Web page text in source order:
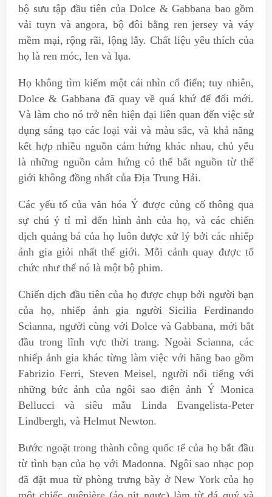
bộ sưu tập đầu tiên của Dolce & Gabbana bao gồm
vải tuyn và angora, bộ đôi bằng ren jersey và váy
mềm mại, rộng rãi, lộng lẫy. Chất liệu yêu thích của
họ là ren móc, len và lụa.
Họ không tìm kiếm một cái nhìn cổ điển; tuy nhiên,
Dolce & Gabbana đã quay về quá khứ để đổi mới.
Và làm cho nó trở nên hiện đại liên quan đến việc sử
dụng sáng tạo các loại vải và màu sắc, và khả năng
kết hợp nhiều nguồn cảm hứng khác nhau, chủ yếu
là những nguồn cảm hứng có thể bắt nguồn từ thế
giới không đồng nhất của Địa Trung Hải.
Các yếu tố của văn hóa Ý được củng cố thông qua
sự chú ý tỉ mỉ đến hình ảnh của họ, và các chiến
dịch quảng bá của họ luôn được xử lý bởi các nhiếp
ảnh gia giỏi nhất thế giới. Mỗi cảnh quay được tổ
chức như thể nó là một bộ phim.
Chiến dịch đầu tiên của họ được chụp bởi người bạn
của họ, nhiếp ảnh gia người Sicilia Ferdinando
Scianna, người cùng với Dolce và Gabbana, mới bắt
đầu trong lĩnh vực thời trang. Ngoài Scianna, các
nhiếp ảnh gia khác từng làm việc với hãng bao gồm
Fabrizio Ferri, Steven Meisel, người nổi tiếng với
những bức ảnh của ngôi sao điện ảnh Ý Monica
Bellucci và siêu mẫu Linda Evangelista-Peter
Lindbergh, và Helmut Newton.
Bước ngoặt trong thành công quốc tế của họ bắt đầu
từ tình bạn của họ với Madonna. Ngôi sao nhạc pop
đã đặt mua từ phòng trưng bày ở New York của họ